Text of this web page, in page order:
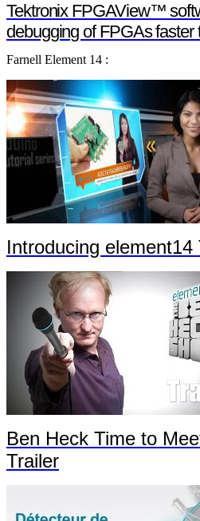
Tektronix FPGAView™
debugging of FPGAs faster
Farnell Element 14 :
Introducing element14
Ben Heck Time to
Trailer